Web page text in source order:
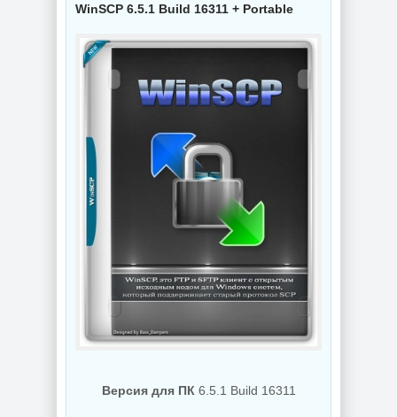
Wondershare
UniConverter
17.4.5.648 RePack
by 7997
мессенджер
Telegram Desktop
7.0.7 + Portable
компьютерной
Создание
WinSCP 6.5.1 Build 16311 + Portable
Версия для ПК 6.5.1 Build 16311